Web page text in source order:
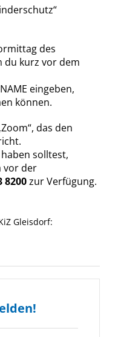
des
du kurz vor dem
eingeben,
können.
das den
solltest,
vor der
8200zur Verfügung.
Gleisdorf: